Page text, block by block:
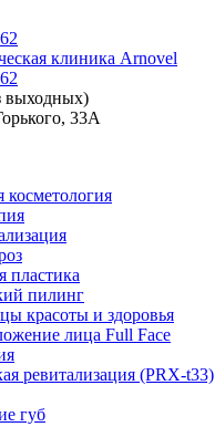
выходных)
33А
косметология
пластика
пилинг
красоты и здоровья
лица Full Face
ревитализация (PRX-t33)
губ